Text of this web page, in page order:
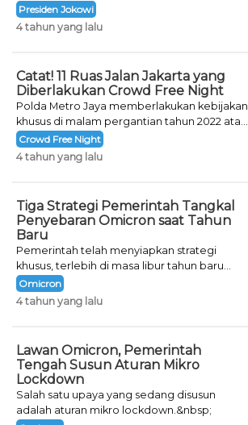
khusus untuk mengisi malam pergantian
tahun.
Presiden Jokowi
4 tahun yang lalu
Catat! 11 Ruas Jalan Jakarta yang
Diberlakukan Crowd Free Night
Polda Metro Jaya memberlakukan kebijakan
khusus di malam pergantian tahun 2022 atau
Crowd Free Night selama dua hari.
Crowd Free Night
4 tahun yang lalu
Tiga Strategi Pemerintah Tangkal
Penyebaran Omicron saat Tahun
Baru
Pemerintah telah menyiapkan strategi
khusus, terlebih di masa libur tahun baru
seperti saat ini.
Omicron
4 tahun yang lalu
Lawan Omicron, Pemerintah
Tengah Susun Aturan Mikro
Lockdown
Salah satu upaya yang sedang disusun
adalah aturan mikro lockdown.&nbsp;